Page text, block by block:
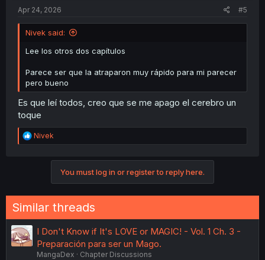
Apr 24, 2026 #5
Nivek said:
Lee los otros dos capítulos
Parece ser que la atraparon muy rápido para mi parecer
pero bueno
Es que leí todos, creo que se me apago el cerebro un
toque
R
e
n
s
:
Nivek
You must log in or register to reply here.
Similar threads
I Don't Know if It's LOVE or MAGIC! - Vol. 1 Ch. 3 -
Preparación para ser un Mago.
MangaDex
Chapter Discussions